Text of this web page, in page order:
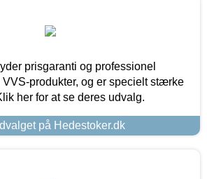
prisgaranti og professionel
produkter, og er specielt stærke
her for at se deres udvalg.
på Hedestoker.dk